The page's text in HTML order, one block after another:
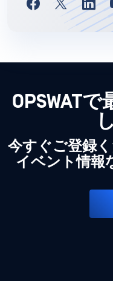
OPSWAT
今すぐご登録
イベント情報